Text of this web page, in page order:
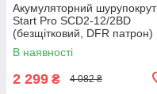
Акумуляторний шурупокрут
Start Pro SCD2-12/2BD
(безщітковий, DFR патрон)
В наявності
2 299 ₴ 4 082 ₴